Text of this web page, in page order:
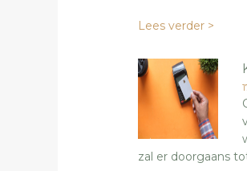
Lees verder >
zal er doorgaans